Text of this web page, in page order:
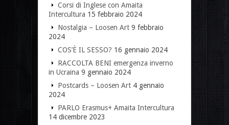
Corsi di Inglese con Amaita
Intercultura 15 febbraio 2024
Nostalgia – Loosen Art 9 febbraio
2024
COS’È IL SESSO? 16 gennaio 2024
RACCOLTA BENI emergenza inverno
in Ucraina 9 gennaio 2024
Postcards – Loosen Art 4 gennaio
2024
PARLO Erasmus+ Amaita Intercultura
14 dicembre 2023